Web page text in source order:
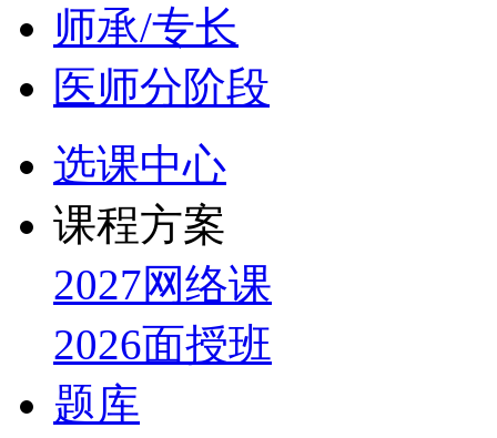
师承/专长
医师分阶段
选课中心
课程方案
2027网络课
2026面授班
题库